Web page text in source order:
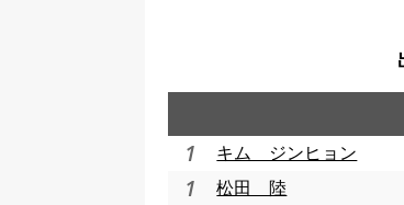
1 キム ジンヒョン
1 松田 陸